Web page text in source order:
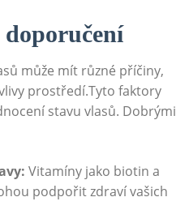
může mít různé příčiny,
prostředí.Tyto faktory
stavu vlasů. Dobrými
Vitamíny jako biotin a
podpořit zdraví vašich